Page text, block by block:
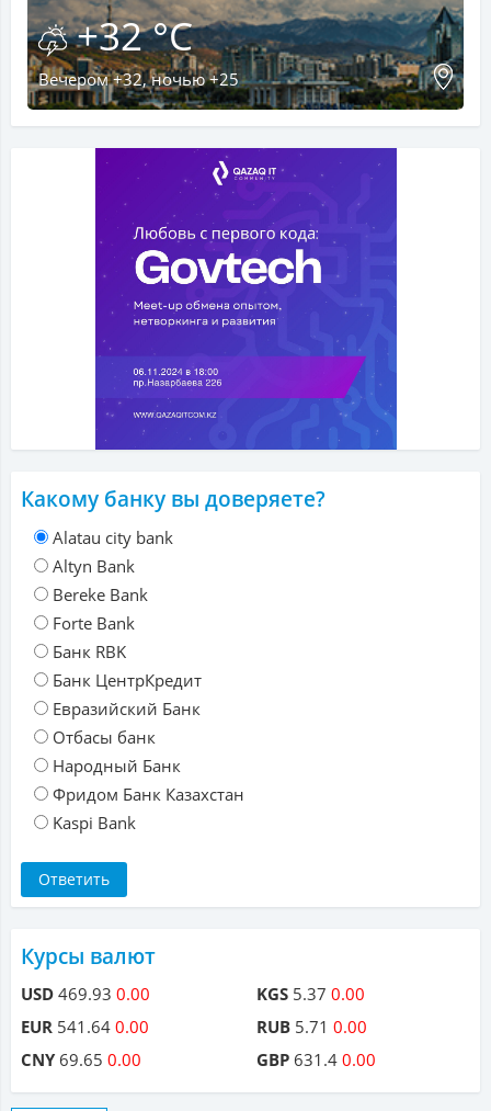
+32 °C
Вечером +32, ночью +25
Какому банку вы доверяете?
Alatau city bank
Altyn Bank
Bereke Bank
Forte Bank
Банк RBK
Банк ЦентрКредит
Евразийский Банк
Отбасы банк
Народный Банк
Фридом Банк Казахстан
Kaspi Bank
Курсы валют
USD 469.93 0.00
EUR 541.64 0.00
CNY69.65 0.00
KGS 5.37 0.00
RUB 5.71 0.00
GBP 631.4 0.00